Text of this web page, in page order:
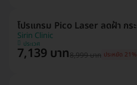
โปรแกรม Pico Laser ลดฝ้า กร
Sirin Clinic
ประเวศ
7,139 บาท8,999 บาท ประหยัด 21%